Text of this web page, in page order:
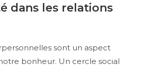
dans les relations
sont un aspect
bonheur. Un cercle social